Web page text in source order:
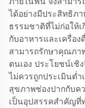
ได้อย่างมีประสิทธิภ
ธรรมชาติที่ไม่ก่อให้
กับอาหารและเครื่อ
สามารถรักษาคุณภ
ตนเอง ประโยชน์เชิ
ไม่ควรถูกประเมินต่ำ
สุขภาพช่องปากกับค
เป็นอุปสรรคสำคัญที่